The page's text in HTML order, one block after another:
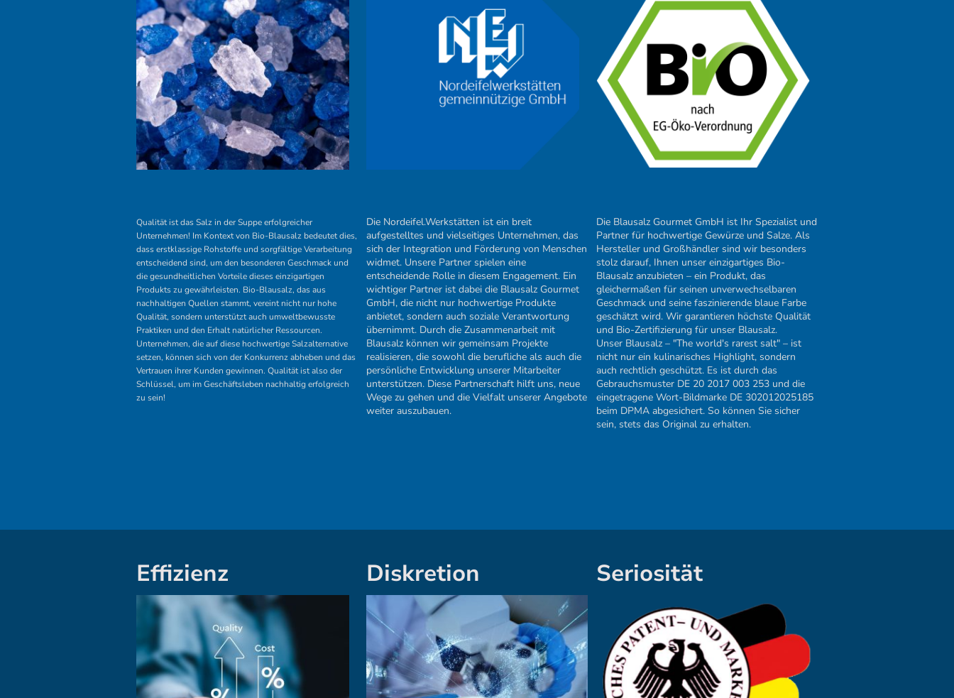
Qualität ist das Salz in der Suppe erfolgreicher
Unternehmen! Im Kontext von Bio-Blausalz bedeutet dies,
dass erstklassige Rohstoffe und sorgfältige Verarbeitung
entscheidend sind, um den besonderen Geschmack und
die gesundheitlichen Vorteile dieses einzigartigen
Produkts zu gewährleisten. Bio-Blausalz, das aus
nachhaltigen Quellen stammt, vereint nicht nur hohe
Qualität, sondern unterstützt auch umweltbewusste
Praktiken und den Erhalt natürlicher Ressourcen.
Unternehmen, die auf diese hochwertige Salzalternative
setzen, können sich von der Konkurrenz abheben und das
Vertrauen ihrer Kunden gewinnen. Qualität ist also der
Schlüssel, um im Geschäftsleben nachhaltig erfolgreich
zu sein!
Die Nordeifel.Werkstätten ist ein breit
aufgestelltes und vielseitiges Unternehmen, das
sich der Integration und Förderung von Menschen
widmet. Unsere Partner spielen eine
entscheidende Rolle in diesem Engagement. Ein
wichtiger Partner ist dabei die Blausalz Gourmet
GmbH, die nicht nur hochwertige Produkte
anbietet, sondern auch soziale Verantwortung
übernimmt. Durch die Zusammenarbeit mit
Blausalz können wir gemeinsam Projekte
realisieren, die sowohl die berufliche als auch die
persönliche Entwicklung unserer Mitarbeiter
unterstützen. Diese Partnerschaft hilft uns, neue
Wege zu gehen und die Vielfalt unserer Angebote
weiter auszubauen.
Die Blausalz Gourmet GmbH ist Ihr Spezialist und
Partner für hochwertige Gewürze und Salze. Als
Hersteller und Großhändler sind wir besonders
stolz darauf, Ihnen unser einzigartiges Bio-
Blausalz anzubieten – ein Produkt, das
gleichermaßen für seinen unverwechselbaren
Geschmack und seine faszinierende blaue Farbe
geschätzt wird. Wir garantieren höchste Qualität
und Bio-Zertifizierung für unser Blausalz.
Unser Blausalz – "The world's rarest salt" – ist
nicht nur ein kulinarisches Highlight, sondern
auch rechtlich geschützt. Es ist durch das
Gebrauchsmuster DE 20 2017 003 253 und die
eingetragene Wort-Bildmarke DE 302012025185
beim DPMA abgesichert. So können Sie sicher
sein, stets das Original zu erhalten.
Effizienz Diskretion Seriosität